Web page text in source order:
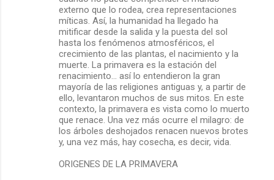
externo que lo rodea, crea representaciones
míticas. Así, la humanidad ha llegado ha
mitificar desde la salida y la puesta del sol
hasta los fenómenos atmosféricos, el
crecimiento de las plantas, el nacimiento y la
muerte. La primavera es la estación del
renacimiento... así lo entendieron la gran
mayoría de las religiones antiguas y, a partir de
ello, levantaron muchos de sus mitos. En este
contexto, la primavera es vista como lo muerto
que renace. Una vez más ocurre el milagro: de
los árboles deshojados renacen nuevos brotes
y, una vez más, hay cosecha, es decir, vida.
ORIGENES DE LA PRIMAVERA